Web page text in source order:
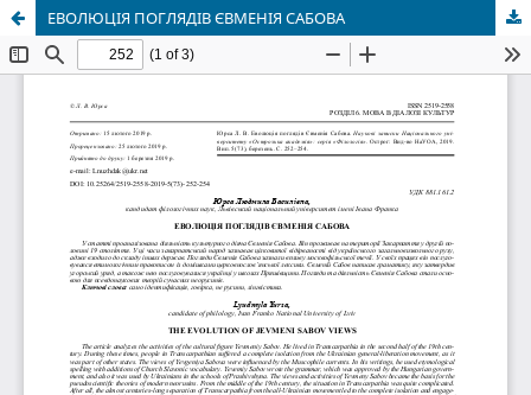
ЕВОЛЮЦІЯ ПОГЛЯДІВ ЄВМЕНІЯ САБОВА